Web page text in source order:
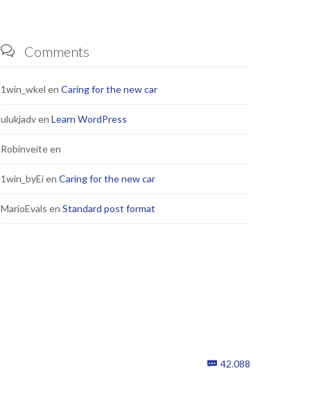
 Comments
1win_wkel en Caring for the new car
ulukjadven Learn WordPress
Robinveiteen
1win_byEien Caring for the new car
MarioEvals en Standard post format
 42.088